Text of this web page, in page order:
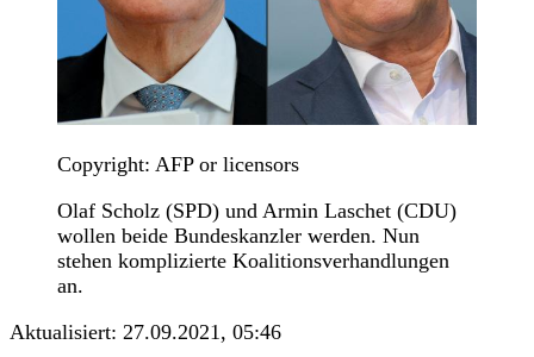
Copyright: AFP or licensors
Olaf Scholz (SPD) und Armin Laschet (CDU)
wollen beide Bundeskanzler werden. Nun
stehen komplizierte Koalitionsverhandlungen
an.
Aktualisiert: 27.09.2021, 05:46